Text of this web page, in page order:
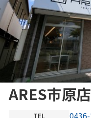
ARES市原店
TEL